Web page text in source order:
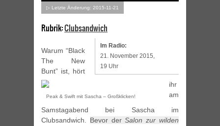
▷ Letzte Änderung: 2015-11-21
Rubrik:Clubsandwich
Im Radio:
21. November 2015,
19 Uhr
Peak & Swift mit Sascha – Großklicken!
Warum “Black
The New
Bunt” ist, hört
ihr
am
Samstagabend bei Sascha im
Clubsandwich. Bevor derSalon zur wilden